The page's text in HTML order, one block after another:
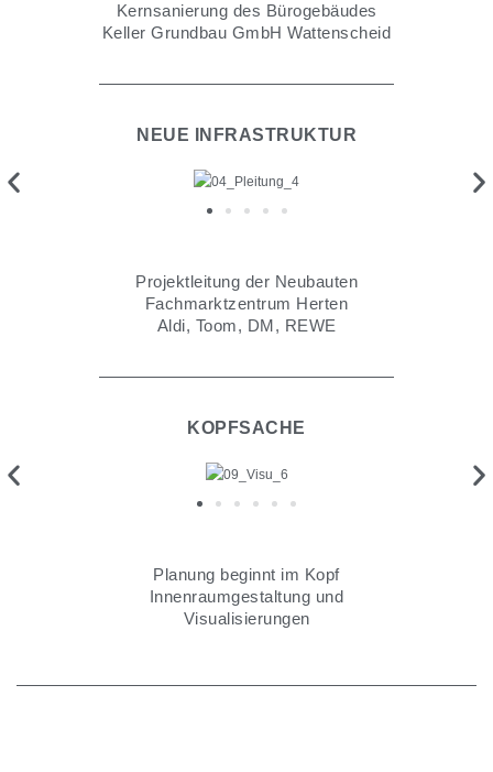
Kernsanierung des Bürogebäudes
Keller Grundbau GmbH Wattenscheid
NEUE INFRASTRUKTUR
Projektleitung der Neubauten
Fachmarktzentrum Herten
Aldi, Toom, DM, REWE
KOPFSACHE
Planung beginnt im Kopf
Innenraumgestaltung und
Visualisierungen